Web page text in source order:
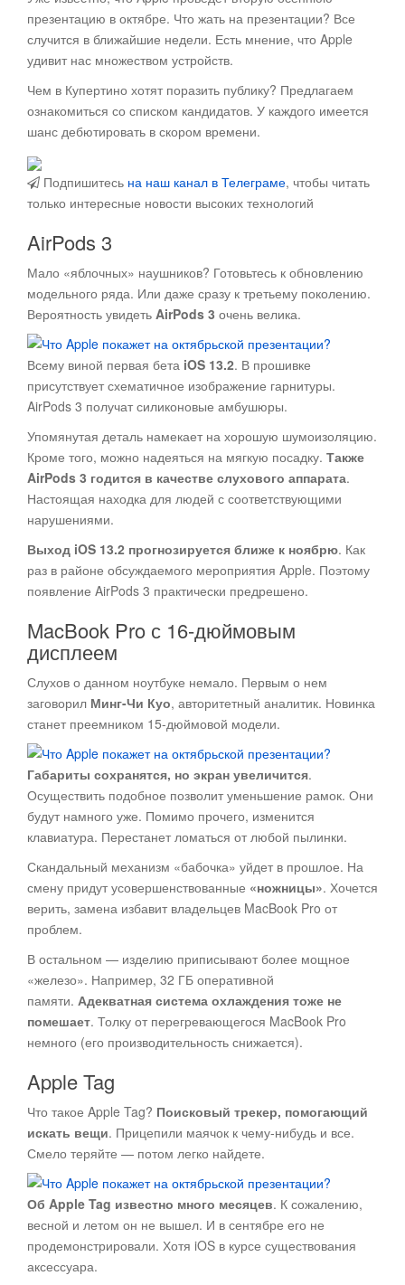
презентацию в октябре. Что жать на презентации? Все
случится в ближайшие недели. Есть мнение, что Apple
удивит нас множеством устройств.
Чем в Купертино хотят поразить публику? Предлагаем
ознакомиться со списком кандидатов. У каждого имеется
шанс дебютировать в скором времени.
Подпишитесь на наш канал в Телеграме, чтобы читать
только интересные новости высоких технологий
AirPods 3
Мало «яблочных» наушников? Готовьтесь к обновлению
модельного ряда. Или даже сразу к третьему поколению.
Вероятность увидеть AirPods 3 очень велика.
Всему виной первая бета iOS 13.2. В прошивке
присутствует схематичное изображение гарнитуры.
AirPods 3 получат силиконовые амбушюры.
Упомянутая деталь намекает на хорошую шумоизоляцию.
Кроме того, можно надеяться на мягкую посадку. Также
AirPods 3 годится в качестве слухового аппарата.
Настоящая находка для людей с соответствующими
нарушениями.
Выход iOS 13.2 прогнозируется ближе к ноябрю. Как
раз в районе обсуждаемого мероприятия Apple. Поэтому
появление AirPods 3 практически предрешено.
MacBook Pro с 16-дюймовым
дисплеем
Слухов о данном ноутбуке немало. Первым о нем
заговорил Минг-Чи Куо, авторитетный аналитик. Новинка
станет преемником 15-дюймовой модели.
Габариты сохранятся, но экран увеличится.
Осуществить подобное позволит уменьшение рамок. Они
будут намного уже. Помимо прочего, изменится
клавиатура. Перестанет ломаться от любой пылинки.
Скандальный механизм «бабочка» уйдет в прошлое. На
смену придут усовершенствованные «ножницы». Хочется
верить, замена избавит владельцев MacBook Pro от
проблем.
В остальном — изделию приписывают более мощное
«железо». Например, 32 ГБ оперативной
памяти. Адекватная система охлаждения тоже не
помешает. Толку от перегревающегося MacBook Pro
немного (его производительность снижается).
Apple Tag
Что такое Apple Tag? Поисковый трекер, помогающий
искать вещи. Прицепили маячок к чему-нибудь и все.
Смело теряйте — потом легко найдете.
Об Apple Tag известно много месяцев. К сожалению,
весной и летом он не вышел. И в сентябре его не
продемонстрировали. Хотя iOS в курсе существования
аксессуара.